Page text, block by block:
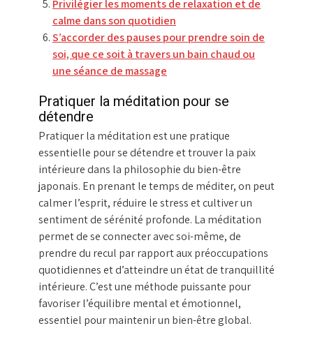
Privilégier les moments de relaxation et de
calme dans son quotidien
S’accorder des pauses pour prendre soin de
soi, que ce soit à travers un bain chaud ou
une séance de massage
Pratiquer la méditation pour se
détendre
Pratiquer la méditation est une pratique
essentielle pour se détendre et trouver la paix
intérieure dans la philosophie du bien-être
japonais. En prenant le temps de méditer, on peut
calmer l’esprit, réduire le stress et cultiver un
sentiment de sérénité profonde. La méditation
permet de se connecter avec soi-même, de
prendre du recul par rapport aux préoccupations
quotidiennes et d’atteindre un état de tranquillité
intérieure. C’est une méthode puissante pour
favoriser l’équilibre mental et émotionnel,
essentiel pour maintenir un bien-être global.